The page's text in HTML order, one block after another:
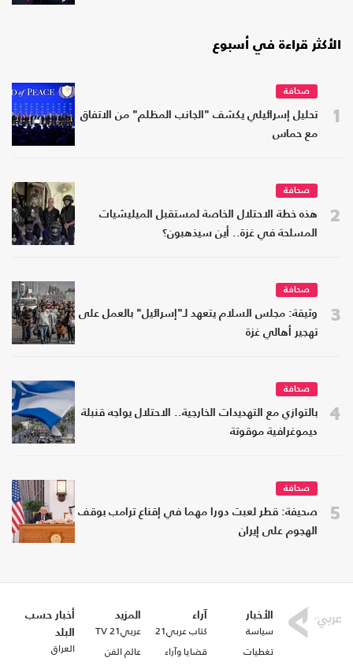
الأكثر قراءة في أسبوع
1
صحافة
تحليل إسرائيلي يكشف "الجانب المظلم" من الاتفاق
مع حماس
2
صحافة
هذه خطة الاحتلال الخاصة لمستقبل الميليشيات
المسلحة في غزة.. أين سيذهبون؟
3
صحافة
وثيقة: مجلس السلام يتعهد لـ"إسرائيل" بالعمل على
تهجير أهالي غزة
4
صحافة
بالتوازي مع التهديدات الخارجية.. الاحتلال يواجه قنبلة
ديموغرافية موقوتة
5
صحافة
صحيفة: قطر لعبت دورا مهما في إقناع ترامب بوقف
الهجوم على إيران
الأخبار
سياسة
تغطيات
آراء
كتاب عربي21
قضايا وآراء
المزيد
عربي21 TV
عالم الفن
أخبار حسب
البلد
العراق